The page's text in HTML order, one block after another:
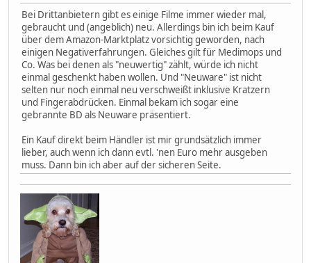
Bei Drittanbietern gibt es einige Filme immer wieder mal,
gebraucht und (angeblich) neu. Allerdings bin ich beim Kauf
über dem Amazon-Marktplatz vorsichtig geworden, nach
einigen Negativerfahrungen. Gleiches gilt für Medimops und
Co. Was bei denen als "neuwertig" zählt, würde ich nicht
einmal geschenkt haben wollen. Und "Neuware" ist nicht
selten nur noch einmal neu verschweißt inklusive Kratzern
und Fingerabdrücken. Einmal bekam ich sogar eine
gebrannte BD als Neuware präsentiert.
Ein Kauf direkt beim Händler ist mir grundsätzlich immer
lieber, auch wenn ich dann evtl. 'nen Euro mehr ausgeben
muss. Dann bin ich aber auf der sicheren Seite.